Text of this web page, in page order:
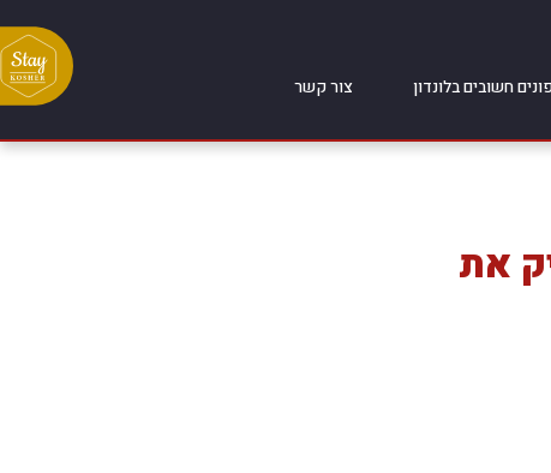
חשובים בלונדון צור קשר
את